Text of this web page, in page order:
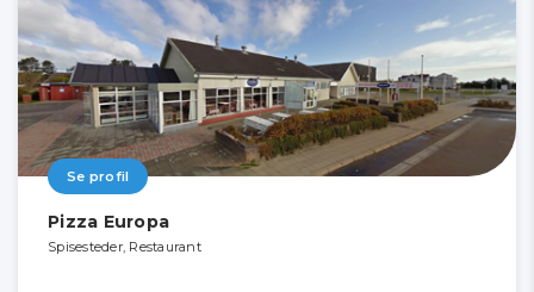
Se profil
Pizza Europa
Spisesteder, Restaurant